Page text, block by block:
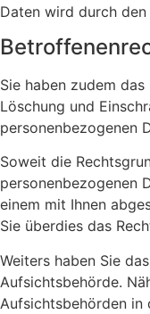
Daten wird durch
Sie haben zudem
Löschung und
personenbezogenen
Soweit die
personenbezogenen
einem mit Ihnen
Sie überdies das
Weiters haben Sie
Aufsichtsbehörde.
Aufsichtsbehörden in